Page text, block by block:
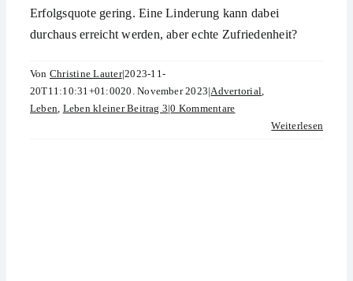
Erfolgsquote gering. Eine Linderung kann dabei
durchaus erreicht werden, aber echte Zufriedenheit?
Von Christine Lauter|2023-11-
20T11:10:31+01:0020. November 2023|Advertorial,
Leben, Leben kleiner Beitrag 3|0 Kommentare
Weiterlesen